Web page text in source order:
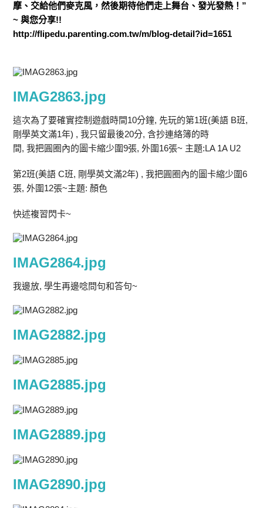
摩、交給他們麥克風，然後期待他們走上舞台、發光發熱！”
~ 與您分享!!
http://flipedu.parenting.com.tw/m/blog-detail?id=1651
IMAG2863.jpg
這次為了要確實控制遊戲時間10分鐘, 先玩的第1班(美語 B班,
剛學英文滿1年) , 我只留最後20分, 含抄連絡簿的時
間, 我把圓圈內的圖卡縮少圍9張, 外圍16張~ 主題:LA 1A U2
第2班(美語 C班, 剛學英文滿2年) , 我把圓圈內的圖卡縮少圍6
張, 外圍12張~主題: 顏色
快述複習閃卡~
IMAG2864.jpg
我邊放, 學生再邊唸問句和答句~
IMAG2882.jpg
IMAG2885.jpg
IMAG2889.jpg
IMAG2890.jpg